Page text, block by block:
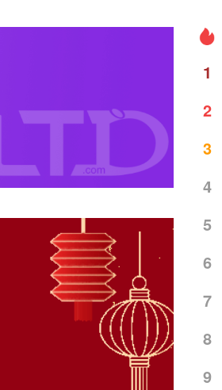
1
2
3
4
5
6
7
8
9